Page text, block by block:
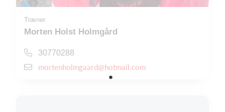
Træner
Morten Holst Holmgård
30770288
mortenholmgaard@hotmail.com